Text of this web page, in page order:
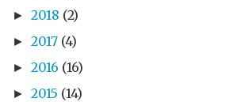
► 2018 (2)
► 2017 (4)
► 2016 (16)
► 2015 (14)